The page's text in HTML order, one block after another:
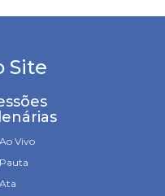
Site
Ao Vivo
Pauta
Ata